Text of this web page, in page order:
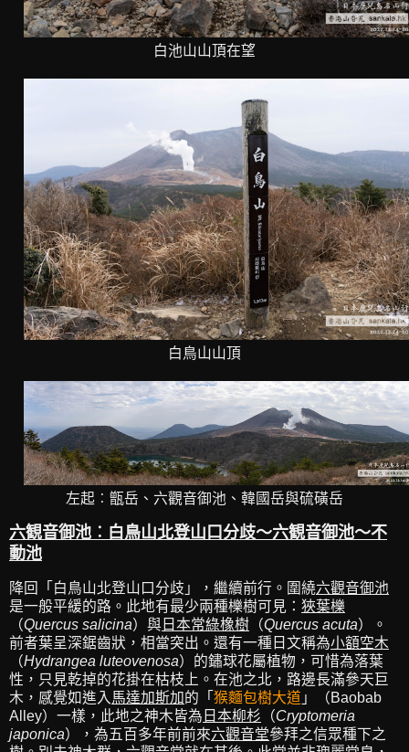
白池山山頂在望
白鳥山山頂
左起︰甑岳、六觀音御池、韓國岳與硫磺岳
六観音御池︰白鳥山北登山口分歧～六観音御池～不
動池
降回「白鳥山北登山口分歧」，繼續前行。圍繞六觀音御池
是一般平緩的路。此地有最少兩種櫟樹可見： 狹葉櫟
（Quercus salicina）與 日本常綠橡樹 （Quercus acuta）。
前者葉呈深鋸齒狀，相當突出。還有一種日文稱為小額空木
（Hydrangea luteovenosa）的鏽球花屬植物，可惜為落葉
性，只見乾掉的花掛在枯枝上。在池之北，路邊長滿參天巨
木，感覺如進入 馬達加斯加的「 猴麵包樹大道 」（Baobab
Alley）一樣，此地之神木皆為 日本柳杉 （Cryptomeria
japonica），為五百多年前前來六觀音堂參拜之信眾種下之